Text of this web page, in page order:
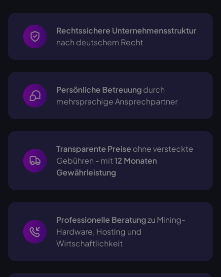
Rechtssichere Unternehmensstruktur
nach deutschem Recht
Persönliche Betreuungdurch
mehrsprachigeAnsprechpartner
Transparente Preise ohne versteckte
Gebühren - mit12 Monaten
Gewährleistung
Professionelle Beratungzu Mining-
Hardware, Hosting und
Wirtschaftlichkeit